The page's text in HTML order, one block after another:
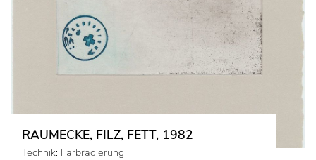
RAUMECKE, FILZ, FETT, 1982
Technik: Farbradierung